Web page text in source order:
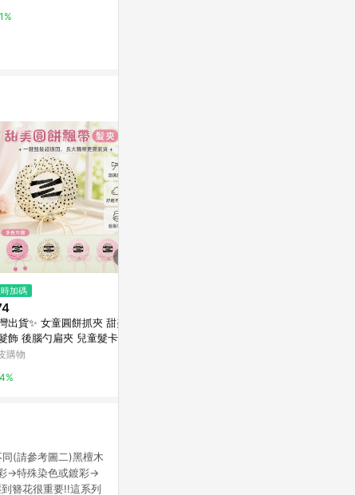
1%
加碼
出貨✨ 女童圓餅抓夾 甜美飄
飾 後腦勺扁夾 兒童髮卡 夏
爽髮具 氣質造型髮夾 小女孩
購物
4%
(請參考圖二)黑檀木
→特殊染色或鍍彩→
簪花很重要!!這系列